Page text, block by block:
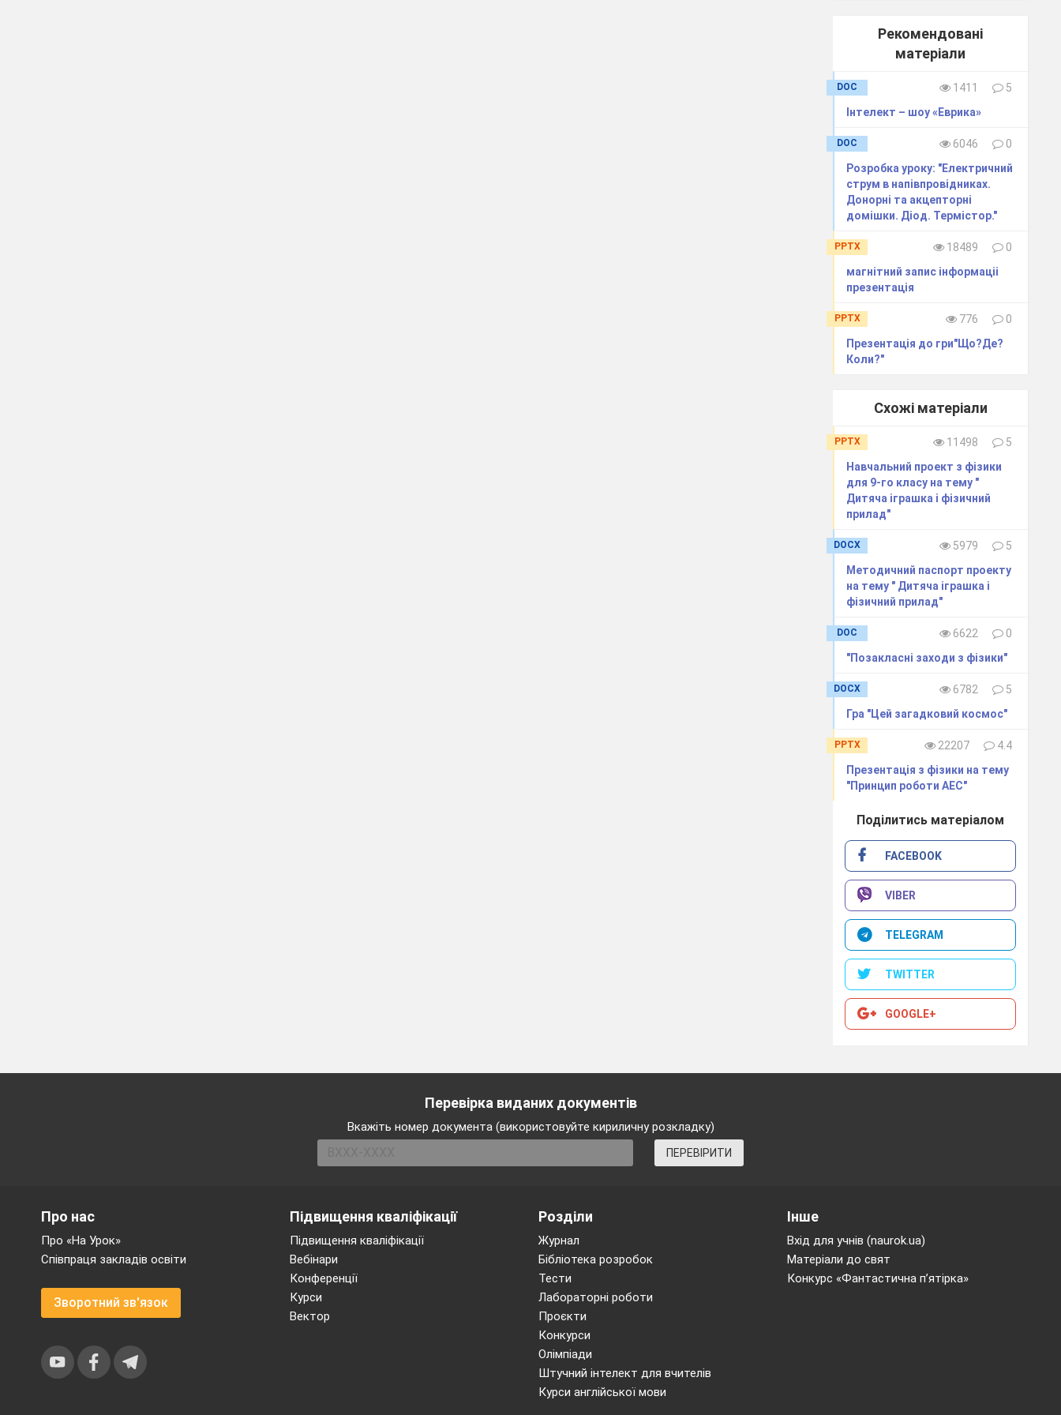
Рекомендовані
матеріали
DOC 1411
5
Інтелект – шоу «Еврика»
DOC 6046
0
Розробка уроку: "Електричний
струм в напівпровідниках.
Донорні та акцепторні
домішки. Діод. Термістор."
PPTX 18489
0
магнітний запис інформаціі
презентація
PPTX 776
0
Презентація до гри"Що?Де?
Коли?"
Схожі матеріали
PPTX 11498
5
Навчальний проект з фізики
для 9-го класу на тему "
Дитяча іграшка і фізичний
прилад"
DOCX 5979
5
Методичний паспорт проекту
на тему " Дитяча іграшка і
фізичний прилад"
DOC 6622
0
"Позакласні заходи з фізики"
DOCX 6782
5
Гра "Цей загадковий космос"
PPTX 22207
4.4
Презентація з фізики на тему
"Принцип роботи АЕС"
Поділитись матеріалом
FACEBOOK
VIBER
TELEGRAM
TWITTER
GOOGLE+
Перевірка виданих документів
Вкажіть номер документа (використовуйте кириличну розкладку)
ПЕРЕВІРИТИ
Підвищення кваліфікації
Підвищення кваліфікації
Вебінари
Конференції
Курси
Вектор
Розділи
Журнал
Бібліотека розробок
Тести
Лабораторні роботи
Проєкти
Конкурси
Олімпіади
Штучний інтелект для вчителів
Курси англійської мови
Про нас
Про «На Урок»
Співпраця закладів освіти
Зворотний зв'язок
Інше
Вхід для учнів (naurok.ua)
Матеріали до свят
Конкурс «Фантастична п’ятірка»